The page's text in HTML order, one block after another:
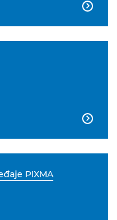


PIXMA